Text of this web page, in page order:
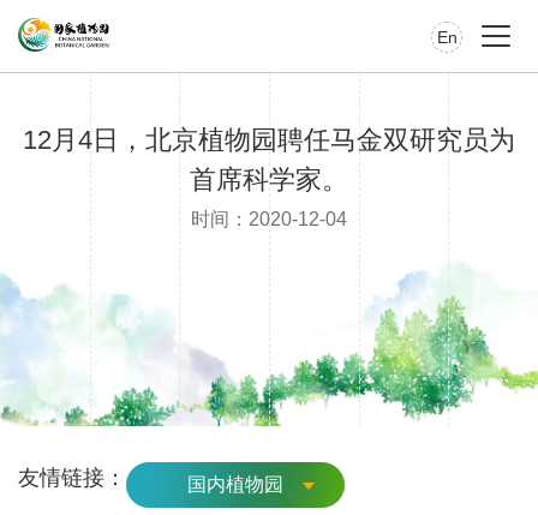
En
12月4日，北京植物园聘任马金双研究员为
首席科学家。
时间：2020-12-04
友情链接： 国内植物园